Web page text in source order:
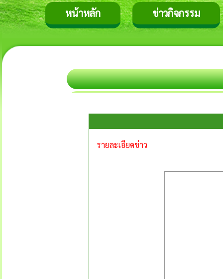
หน้าหลัก ข่าวกิจกรรม
รายละเอียดข่าว